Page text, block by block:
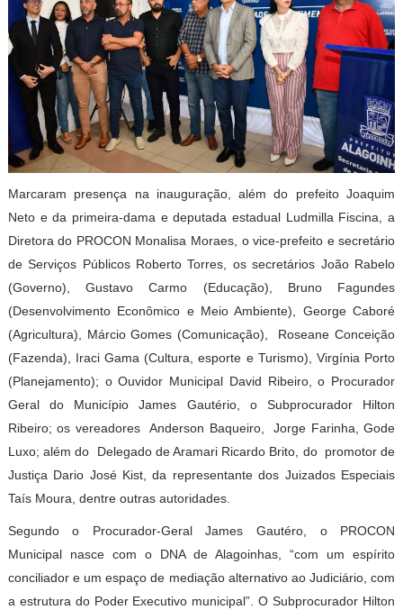
Marcaram presença na inauguração, além do prefeito Joaquim
Neto e da primeira-dama e deputada estadual Ludmilla Fiscina, a
Diretora do PROCON Monalisa Moraes, o vice-prefeito e secretário
de Serviços Públicos Roberto Torres, os secretários João Rabelo
(Governo), Gustavo Carmo (Educação), Bruno Fagundes
(Desenvolvimento Econômico e Meio Ambiente), George Caboré
(Agricultura), Márcio Gomes (Comunicação), Roseane Conceição
(Fazenda), Iraci Gama (Cultura, esporte e Turismo), Virgínia Porto
(Planejamento); o Ouvidor Municipal David Ribeiro, o Procurador
Geral do Município James Gautério, o Subprocurador Hilton
Ribeiro; os vereadores Anderson Baqueiro, Jorge Farinha, Gode
Luxo; além do Delegado de Aramari Ricardo Brito, do promotor de
Justiça Dario José Kist, da representante dos Juizados Especiais
Taís Moura, dentre outras autoridades.
Segundo o Procurador-Geral James Gautéro, o PROCON
Municipal nasce com o DNA de Alagoinhas, “com um espírito
conciliador e um espaço de mediação alternativo ao Judiciário, com
a estrutura do Poder Executivo municipal”. O Subprocurador Hilton